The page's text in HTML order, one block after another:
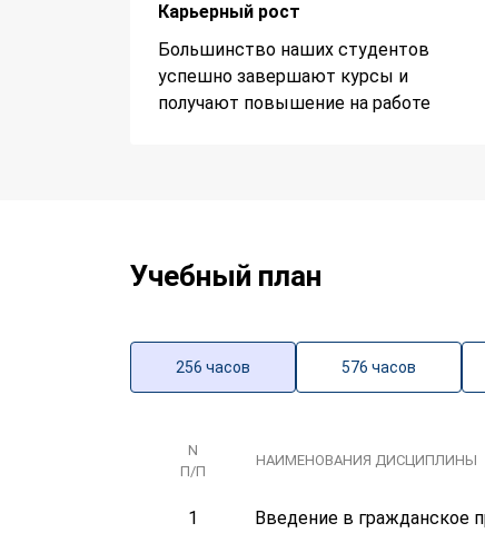
Карьерный рост
Большинство наших студентов
успешно завершают курсы и
получают повышение на работе
Учебный план
256 часов 576 часов
N
П/П
НАИМЕНОВАНИЯ ДИСЦИПЛИНЫ
1 Введение в гражданское